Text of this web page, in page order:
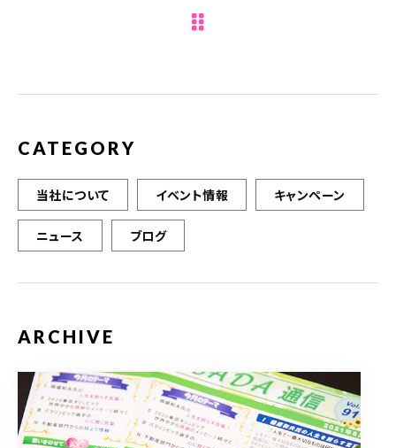
CATEGORY
当社について イベント情報 キャンペーン
ニュース ブログ
ARCHIVE